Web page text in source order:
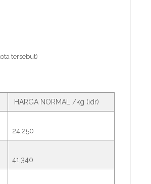
tersebut)
HARGA NORMAL /kg (idr)
24,250
41,340